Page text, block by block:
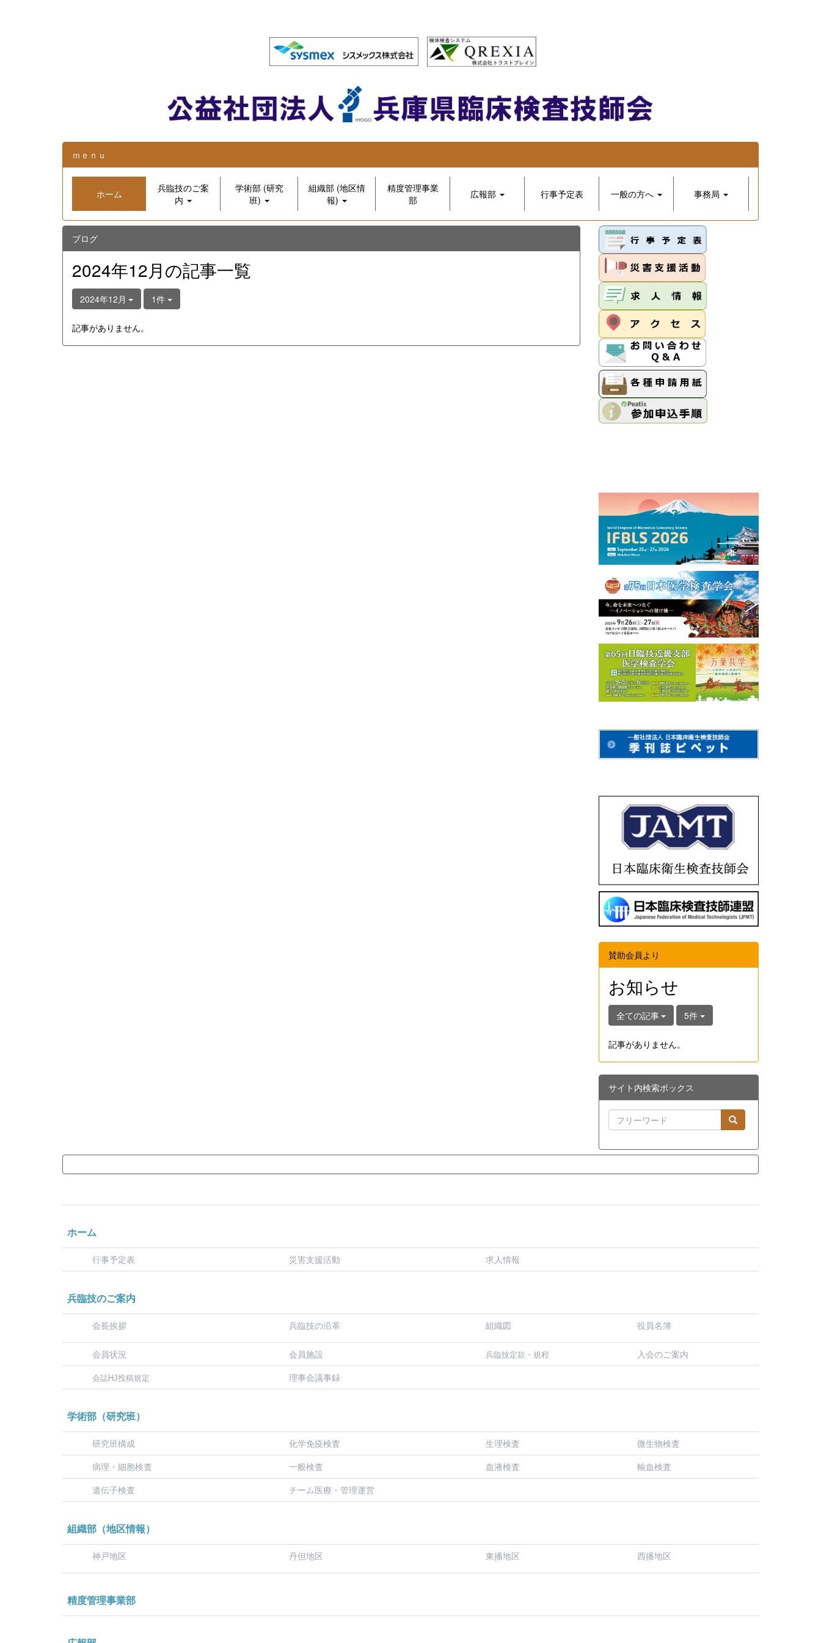
ｍｅｎｕ
ホーム
兵臨技のご案
内
学術部 (研究
班)
組織部 (地区情
報)
精度管理事業
部
広報部 行事予定表 一般の方へ 事務局
ブログ
2024年12月の記事一覧
2024年12月 1件
記事がありません。
賛助会員より
お知らせ
全ての記事 5件
記事がありません。
サイト内検索ボックス
ホーム
行事予定表 災害支援活動 求人情報
兵臨技のご案内
会長挨拶 兵臨技の沿革 組織図 役員名簿
会員状況 会員施設 兵臨技定款・規程 入会のご案内
会誌HJ投稿規定 理事会議事録
学術部（研究班）
研究班構成 化学免疫検査 生理検査
微生物検査
病理・細胞検査
一般検査 血液検査
輸血検査
遺伝子検査
チーム医療・管理運営
組織部（地区情報）
神戸地区 丹但地区 東播地区 西播地区
精度管理事業部